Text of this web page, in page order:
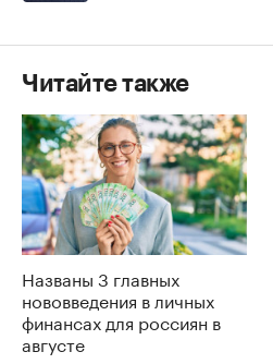
Читайте также
Названы 3 главных
нововведения в личных
финансах для россиян в
августе